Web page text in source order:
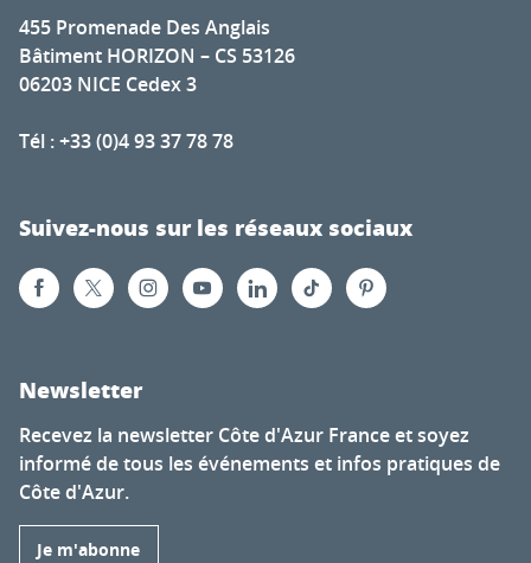
455 Promenade Des Anglais
Bâtiment HORIZON – CS 53126
06203 NICE Cedex 3
Tél : +33 (0)4 93 37 78 78
Suivez-nous sur les réseaux sociaux
Newsletter
Recevez la newsletter Côte d'Azur France et soyez
informé de tous les événements et infos pratiques de
Côte d'Azur.
Je m'abonne